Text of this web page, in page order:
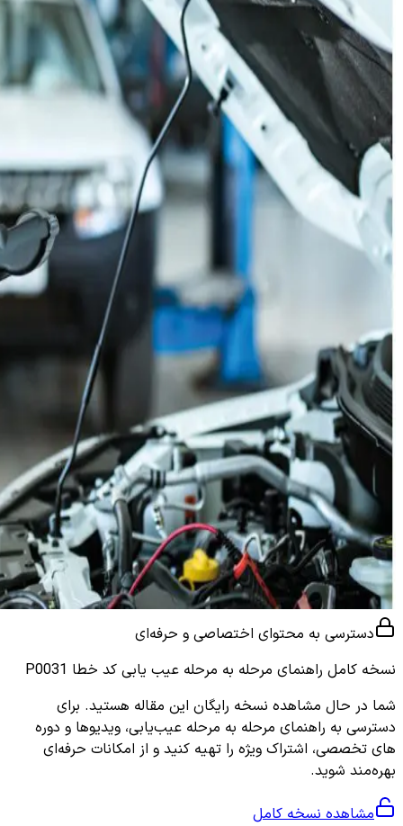
دسترسی به محتوای اختصاصی و حرفه‌ای
نسخه کامل راهنمای مرحله به مرحله عیب یابی کد خطا P0031
شما در حال مشاهده نسخه رایگان این مقاله هستید. برای
دسترسی به راهنمای مرحله به مرحله عیب‌یابی، ویدیوها و دوره
های تخصصی، اشتراک ویژه را تهیه کنید و از امکانات حرفه‌ای
بهره‌مند شوید.
مشاهده نسخه کامل